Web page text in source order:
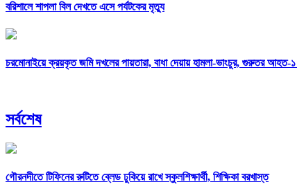
বরিশালে শাপলা বিল দেখতে এসে পর্যটকের মৃত্যু
চরমোনাইয়ে ক্রয়কৃত জমি দখলের পায়তারা, বাধা দেয়ায় হামলা-ভাংচুর, গুরুতর আহত-১
সর্বশেষ
গৌরনদীতে টিফিনের রুটিতে ব্লেড ঢুকিয়ে রাখে স্কুলশিক্ষার্থী, শিক্ষিকা বরখাস্ত